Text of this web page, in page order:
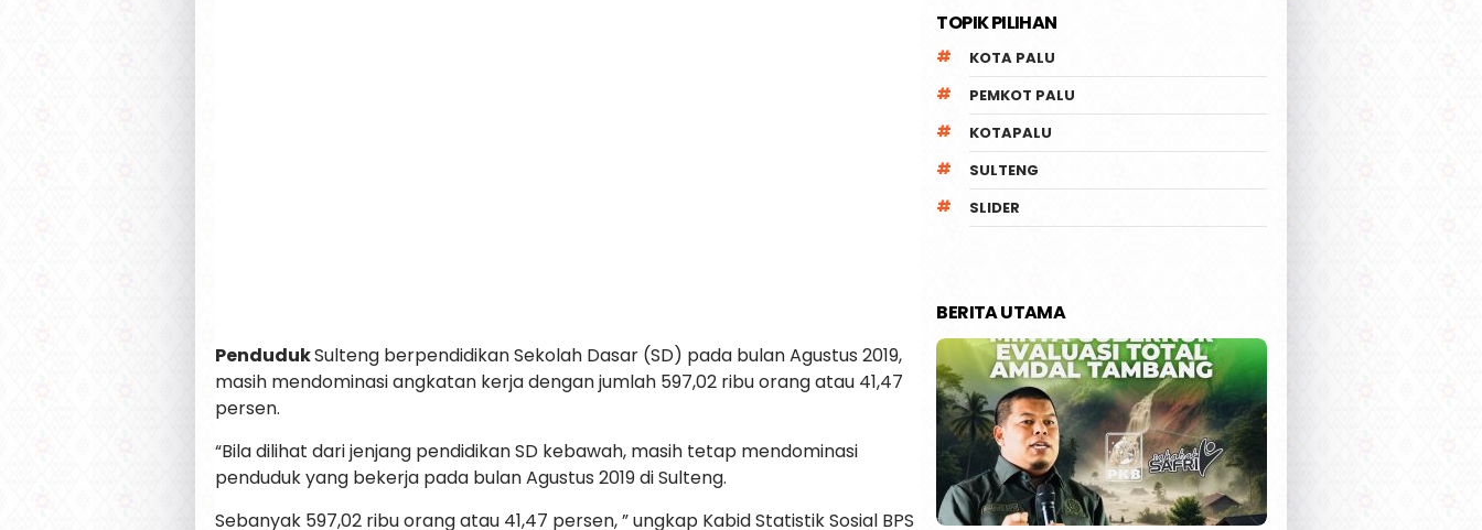
PendudukSulteng berpendidikan Sekolah Dasar (SD) pada bulan Agustus 2019,
masih mendominasi angkatan kerja dengan jumlah 597,02 ribu orang atau 41,47
persen.
“Bila dilihat dari jenjang pendidikan SD kebawah, masih tetap mendominasi
penduduk yang bekerja pada bulan Agustus 2019 di Sulteng.
Sebanyak 597,02 ribu orang atau 41,47 persen, ” ungkap Kabid Statistik Sosial BPS
TOPIK PILIHAN
KOTA PALU
PEMKOT PALU
KOTAPALU
SULTENG
SLIDER
BERITA UTAMA